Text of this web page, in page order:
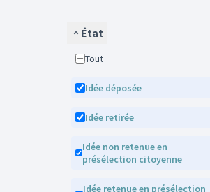
État
Tout
Idée déposée
Idée retirée
Idée non retenue en
présélection citoyenne
Idée retenue en présélection